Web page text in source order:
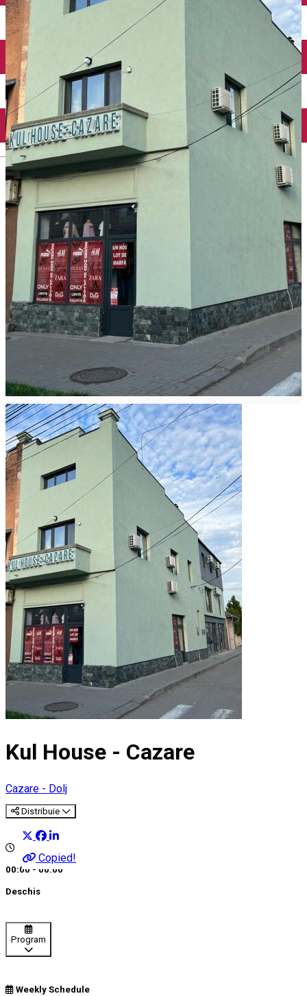
English
Închirieri auto
Închirieri biciclete
Încărcare vehicule electrice
Kul House - Cazare
Cazare - Dolj
Distribuie
Copied!
00:00 - 00:00
Deschis
Program
Weekly Schedule